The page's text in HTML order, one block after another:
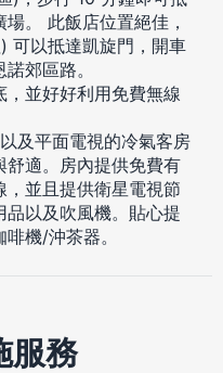
。 此飯店位置絕佳，
可以抵達凱旋門，開車
郊區路。
並好好利用免費無線
及平面電視的冷氣客房
舒適。房內提供免費有
並且提供衛星電視節
品以及吹風機。貼心提
機/沖茶器。
服務